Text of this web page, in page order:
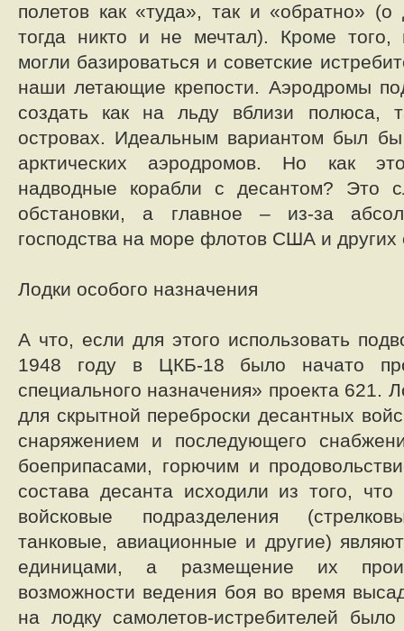
полетов как «туда», так и «обратно» (о
тогда никто и не мечтал). Кроме того,
могли базироваться и советские
наши летающие крепости. Аэродромы
создать как на льду вблизи полюса,
островах. Идеальным вариантом был бы
арктических аэродромов. Но как
надводные корабли с десантом? Это
обстановки, а главное – из-за
господства на море флотов США и
Лодки особого назначения
А что, если для этого использовать
1948 году в ЦКБ-18 было начато
специального назначения» проекта 621.
для скрытной переброски десантных
снаряжением и последующего
боеприпасами, горючим и
состава десанта исходили из того,
войсковые подразделения
танковые, авиационные и другие)
единицами, а размещение их
возможности ведения боя во время
на лодку самолетов-истребителей было